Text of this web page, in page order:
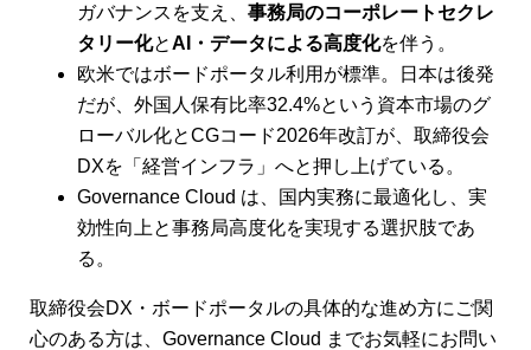
ガバナンスを支え、 事務局のコーポレートセクレ
タリー化とAI・データによる高度化を伴う。
欧米ではボードポータル利用が標準。日本は後発
だが、外国人保有比率32.4%という資本市場のグ
ローバル化とCGコード2026年改訂が、取締役会
DXを「経営インフラ」へと押し上げている。
Governance Cloud は、国内実務に最適化し、実
効性向上と事務局高度化を実現する選択肢であ
る。
取締役会DX・ボードポータルの具体的な進め方にご関
心のある方は、Governance Cloud までお気軽にお問い